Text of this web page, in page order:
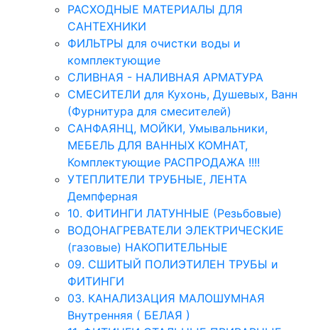
РАСХОДНЫЕ МАТЕРИАЛЫ ДЛЯ
САНТЕХНИКИ
ФИЛЬТРЫ для очистки воды и
комплектующие
СЛИВНАЯ - НАЛИВНАЯ АРМАТУРА
СМЕСИТЕЛИ для Кухонь, Душевых, Ванн
(Фурнитура для смесителей)
САНФАЯНЦ, МОЙКИ, Умывальники,
МЕБЕЛЬ ДЛЯ ВАННЫХ КОМНАТ,
Комплектующие РАСПРОДАЖА !!!!
УТЕПЛИТЕЛИ ТРУБНЫЕ, ЛЕНТА
Демпферная
10. ФИТИНГИ ЛАТУННЫЕ (Резьбовые)
ВОДОНАГРЕВАТЕЛИ ЭЛЕКТРИЧЕСКИЕ
(газовые) НАКОПИТЕЛЬНЫЕ
09. СШИТЫЙ ПОЛИЭТИЛЕН ТРУБЫ и
ФИТИНГИ
03. КАНАЛИЗАЦИЯ МАЛОШУМНАЯ
Внутренняя ( БЕЛАЯ )